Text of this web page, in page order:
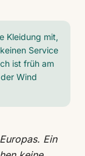
Kleidung mit,
Service
ist früh am
Wind
Ein